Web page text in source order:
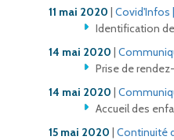
11 mai 2020 | Covid'Infos
Identification
14 mai 2020 |
Prise de
14 mai 2020 |
Accueil des
15 mai 2020 | Continuité